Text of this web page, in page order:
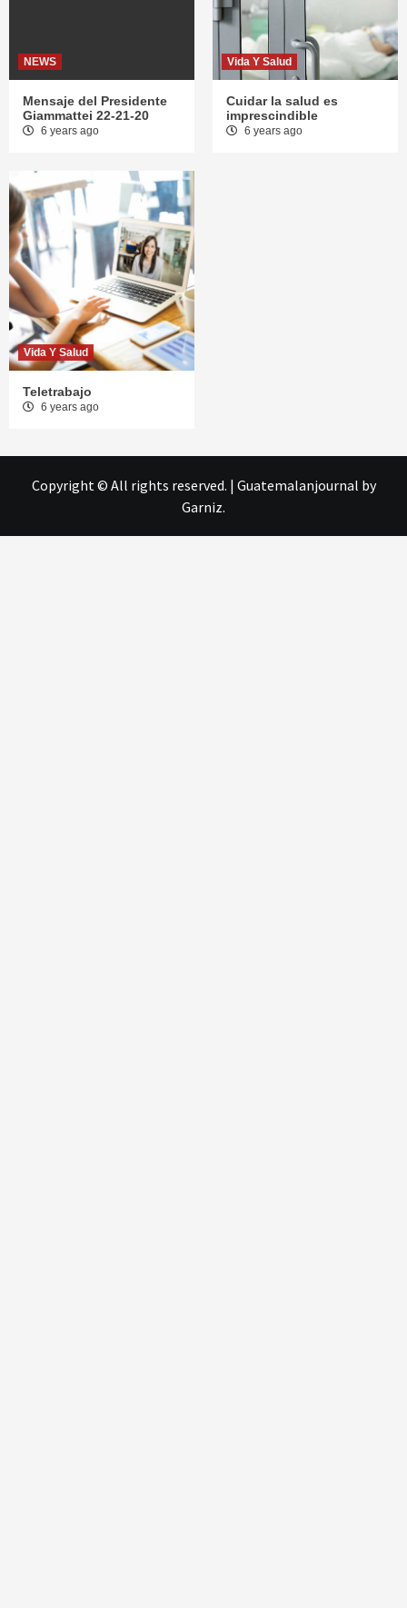
NEWS
Mensaje del Presidente
Giammattei 22-21-20
6 years ago
Vida Y Salud
Cuidar la salud es
imprescindible
6 years ago
Vida Y Salud
Teletrabajo
6 years ago
Copyright © All rights reserved. | Guatemalanjournal by
Garniz.